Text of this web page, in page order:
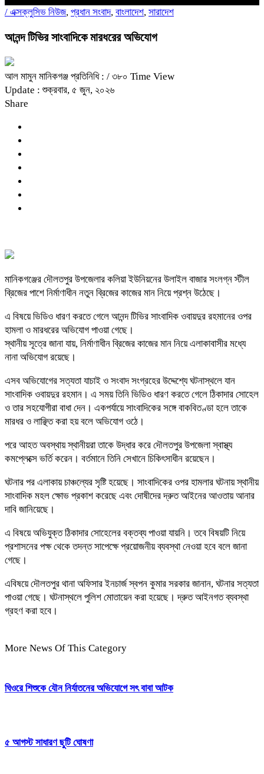
/ এক্সক্লুসিভ নিউজ, প্রধান সংবাদ, বাংলাদেশ, সারাদেশ
আনন্দ টিভির সাংবাদিকে মারধরের অভিযোগ
আল মামুন মানিকগঞ্জ প্রতিনিধি : / ৩৮০ Time View
Update : শুক্রবার, ৫ জুন, ২০২৬
Share
মানিকগঞ্জের দৌলতপুর উপজেলার কলিয়া ইউনিয়নের উলাইল বাজার সংলগ্ন স্টীল
ব্রিজের পাশে নির্মাণাধীন নতুন ব্রিজের কাজের মান নিয়ে প্রশ্ন উঠেছে।
এ বিষয়ে ভিডিও ধারণ করতে গেলে আনন্দ টিভির সাংবাদিক ওবায়দুর রহমানের ওপর
হামলা ও মারধরের অভিযোগ পাওয়া গেছে।
স্থানীয় সূত্রে জানা যায়, নির্মাণাধীন ব্রিজের কাজের মান নিয়ে এলাকাবাসীর মধ্যে
নানা অভিযোগ রয়েছে।
এসব অভিযোগের সত্যতা যাচাই ও সংবাদ সংগ্রহের উদ্দেশ্যে ঘটনাস্থলে যান
সাংবাদিক ওবায়দুর রহমান। এ সময় তিনি ভিডিও ধারণ করতে গেলে ঠিকাদার সোহেল
ও তার সহযোগীরা বাধা দেন। একপর্যায়ে সাংবাদিকের সঙ্গে বাকবিতণ্ডা হলে তাকে
মারধর ও লাঞ্ছিত করা হয় বলে অভিযোগ ওঠে।
পরে আহত অবস্থায় স্থানীয়রা তাকে উদ্ধার করে দৌলতপুর উপজেলা স্বাস্থ্য
কমপ্লেক্সে ভর্তি করেন। বর্তমানে তিনি সেখানে চিকিৎসাধীন রয়েছেন।
ঘটনার পর এলাকায় চাঞ্চল্যের সৃষ্টি হয়েছে। সাংবাদিকের ওপর হামলার ঘটনায় স্থানীয়
সাংবাদিক মহল ক্ষোভ প্রকাশ করেছে এবং দোষীদের দ্রুত আইনের আওতায় আনার
দাবি জানিয়েছে।
এ বিষয়ে অভিযুক্ত ঠিকাদার সোহেলের বক্তব্য পাওয়া যায়নি। তবে বিষয়টি নিয়ে
প্রশাসনের পক্ষ থেকে তদন্ত সাপেক্ষে প্রয়োজনীয় ব্যবস্থা নেওয়া হবে বলে জানা
গেছে।
এবিষয়ে দৌলতপুর থানা অফিসার ইনচার্জ স্বপন কুমার সরকার জানান, ঘটনার সত্যতা
পাওয়া গেছে। ঘটনাস্থলে পুলিশ মোতায়েন করা হয়েছে। দ্রুত আইনগত ব্যবস্থা
গ্রহণ করা হবে।
More News Of This Category
ঘিওরে শিশুকে যৌন নির্যাতনের অভিযোগে সৎ বাবা আটক
৫ আগস্ট সাধারণ ছুটি ঘোষণা